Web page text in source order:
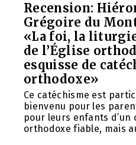
Recension:
Grégoire du
«La foi, la
de l’Église
esquisse de
orthodoxe»
Ce catéchisme est
bienvenu pour les
pour leurs enfants d’un
orthodoxe fiable, mais